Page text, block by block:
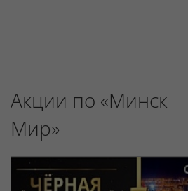
Акции по «Минск
Мир»